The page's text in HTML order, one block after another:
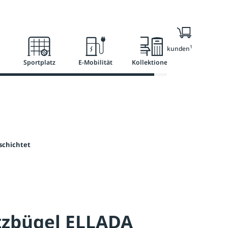
Sportplatz E-Mobilität Kollektionen
Nur für Geschäftskunden1
ELLADA